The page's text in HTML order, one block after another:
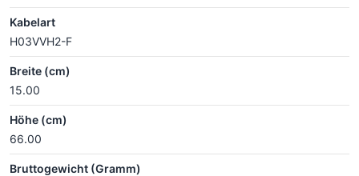
Kabelart
H03VVH2-F
Breite (cm)
15.00
Höhe (cm)
66.00
Bruttogewicht (Gramm)